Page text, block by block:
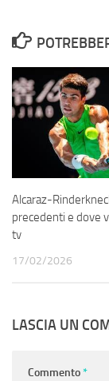
Alcaraz-
precedenti e dove
tv
17/02/2026
LASCIA UN
Commento*